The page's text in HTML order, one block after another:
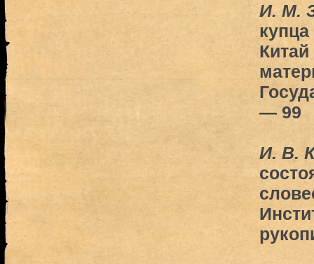
И. М.
Китай
— 99
И. В.